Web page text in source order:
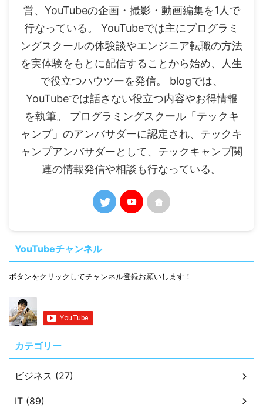
営、YouTubeの企画・撮影・動画編集を1人で
行なっている。 YouTubeでは主にプログラミ
ングスクールの体験談やエンジニア転職の方法
を実体験をもとに配信することから始め、人生
で役立つハウツーを発信。 blogでは、
YouTubeでは話さない役立つ内容やお得情報
を執筆。 プログラミングスクール「テックキ
ャンプ」のアンバサダーに認定され、テックキ
ャンプアンバサダーとして、テックキャンプ関
連の情報発信や相談も行なっている。
YouTubeチャンネル
ボタンをクリックしてチャンネル登録お願いします！
カテゴリー
ビジネス (27)
IT (89)